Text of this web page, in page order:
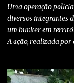
Uma operação
diversos integrantes
um bunker em
A ação, realizada por
de coordenar